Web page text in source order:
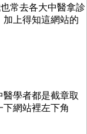
常去各大中醫拿診
上得知這網站的
學者都是截章取
網站裡左下角